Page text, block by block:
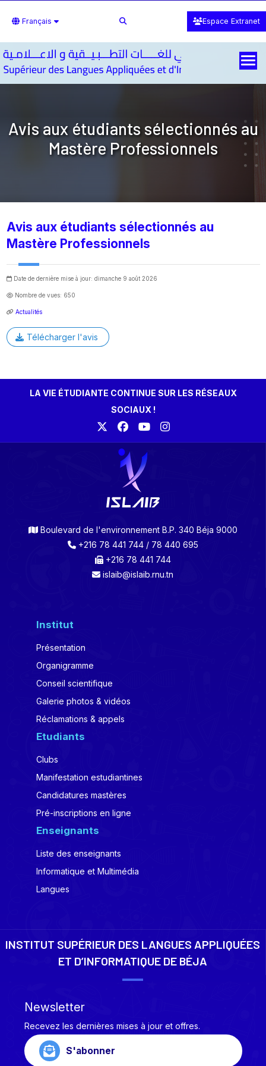
Français Espace Extranet
Avis aux étudiants sélectionnés au
Mastère Professionnels
Avis aux étudiants sélectionnés au
Mastère Professionnels
Date de dernière mise à jour: dimanche 9 août 2026
Nombre de vues: 650
Actualités
Télécharger l'avis
LA VIE ÉTUDIANTE CONTINUE SUR LES RÉSEAUX
SOCIAUX !
Boulevard de l'environnement B.P. 340 Béja 9000
+216 78 441 744 / 78 440 695
+216 78 441 744
islaib@islaib.rnu.tn
Institut
Présentation
Organigramme
Conseil scientifique
Galerie photos & vidéos
Réclamations & appels
Etudiants
Clubs
Manifestation estudiantines
Candidatures mastères
Pré-inscriptions en ligne
Enseignants
Liste des enseignants
Informatique et Multimédia
Langues
INSTITUT SUPÉRIEUR DES LANGUES APPLIQUÉES
ET D’INFORMATIQUE DE BÉJA
Newsletter
Recevez les dernières mises à jour et offres.
S'abonner